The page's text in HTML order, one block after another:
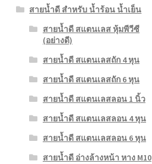
สายน้ำดี สำหรับ น้ำร้อน น้ำเย็น
สายน้ำดี สแตนเลส หุ้มพีวีซี
(อย่างดี)
สายน้ำดี สแตนเลสถัก 4 หุน
สายน้ำดี สแตนเลสถัก 6 หุน
สายน้ำดี สแตนเลสลอน 1 นิ้ว
สายน้ำดี สแตนเลสลอน 4 หุน
สายน้ำดี สแตนเลสลอน 6 หุน
สายน้ำดี อ่างล้างหน้า หาง M10